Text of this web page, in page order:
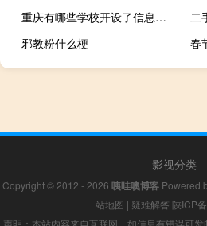
重庆有哪些学校开设了信息工程专业
二
邪教粉什么梗
春
影视分类
Copyright © 2012 - 2026 咦哇噢博客 Powered
站地图 | 疑难解答 陕ICP